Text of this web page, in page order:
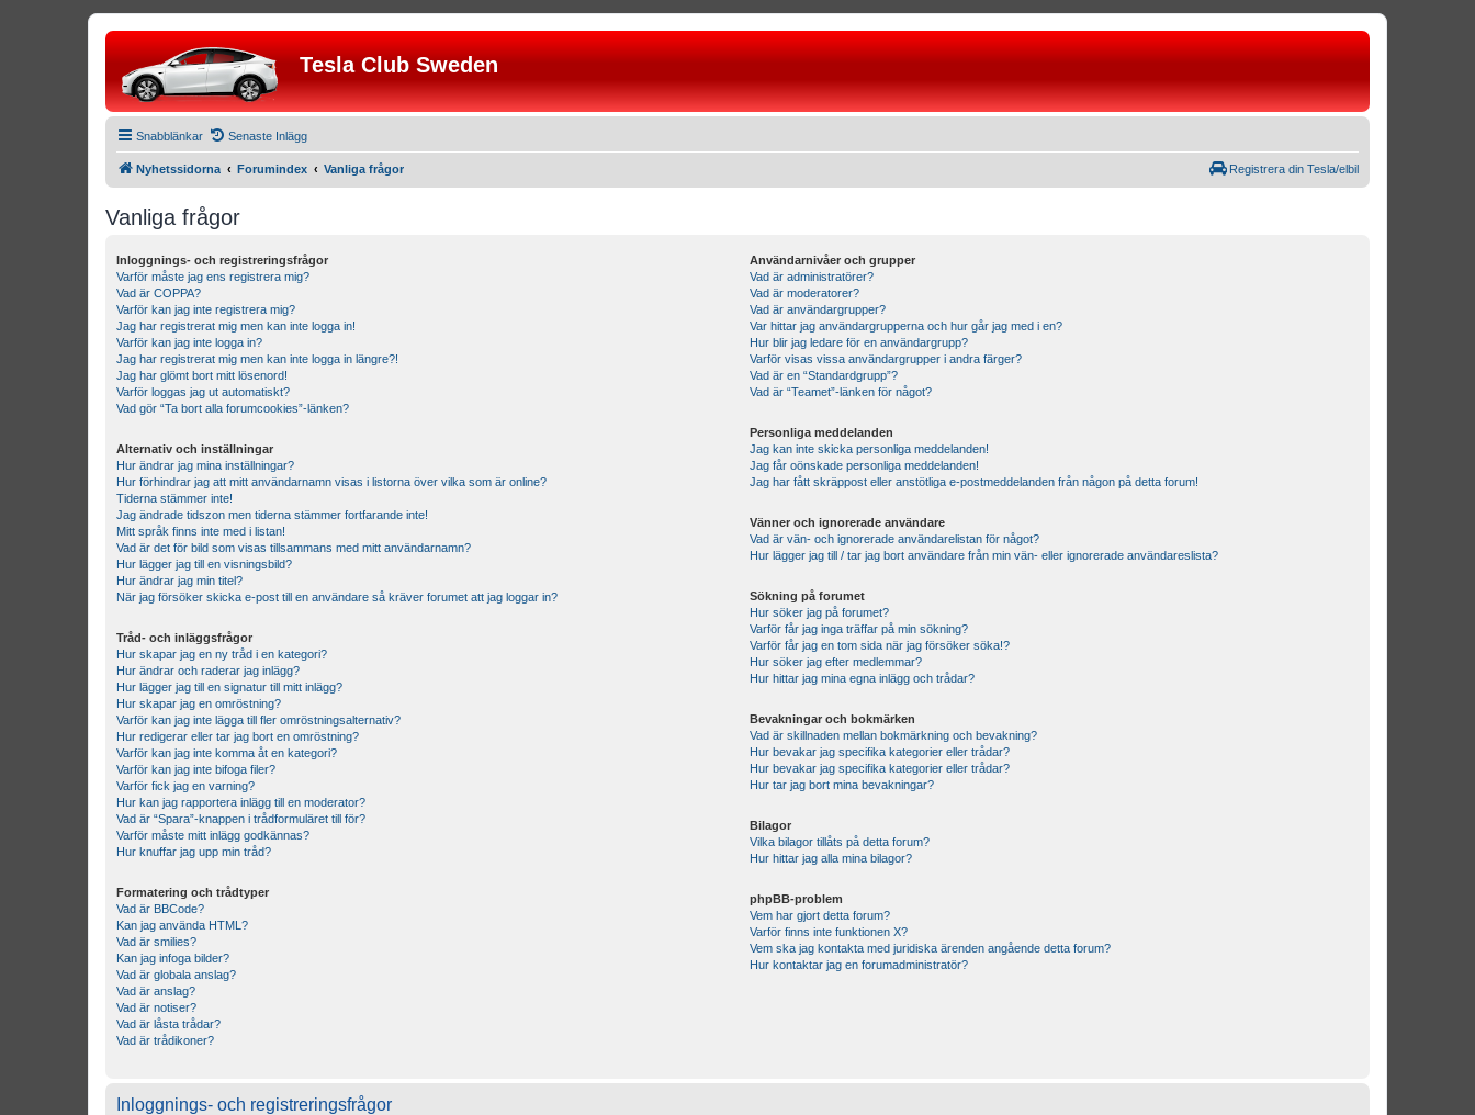
Tesla Club Sweden
Snabblänkar Senaste Inlägg
Nyhetssidorna Forumindex Vanliga frågor Registrera din Tesla/elbil
Vanliga frågor
Inloggnings- och registreringsfrågor
Varför måste jag ens registrera mig?
Vad är COPPA?
Varför kan jag inte registrera mig?
Jag har registrerat mig men kan inte logga in!
Varför kan jag inte logga in?
Jag har registrerat mig men kan inte logga in längre?!
Jag har glömt bort mitt lösenord!
Varför loggas jag ut automatiskt?
Vad gör “Ta bort alla forumcookies”-länken?
Alternativ och inställningar
Hur ändrar jag mina inställningar?
Hur förhindrar jag att mitt användarnamn visas i listorna över vilka som är online?
Tiderna stämmer inte!
Jag ändrade tidszon men tiderna stämmer fortfarande inte!
Mitt språk finns inte med i listan!
Vad är det för bild som visas tillsammans med mitt användarnamn?
Hur lägger jag till en visningsbild?
Hur ändrar jag min titel?
När jag försöker skicka e-post till en användare så kräver forumet att jag loggar in?
Tråd- och inläggsfrågor
Hur skapar jag en ny tråd i en kategori?
Hur ändrar och raderar jag inlägg?
Hur lägger jag till en signatur till mitt inlägg?
Hur skapar jag en omröstning?
Varför kan jag inte lägga till fler omröstningsalternativ?
Hur redigerar eller tar jag bort en omröstning?
Varför kan jag inte komma åt en kategori?
Varför kan jag inte bifoga filer?
Varför fick jag en varning?
Hur kan jag rapportera inlägg till en moderator?
Vad är “Spara”-knappen i trådformuläret till för?
Varför måste mitt inlägg godkännas?
Hur knuffar jag upp min tråd?
Formatering och trådtyper
Vad är BBCode?
Kan jag använda HTML?
Vad är smilies?
Kan jag infoga bilder?
Vad är globala anslag?
Vad är anslag?
Vad är notiser?
Vad är låsta trådar?
Vad är trådikoner?
Användarnivåer och grupper
Vad är administratörer?
Vad är moderatorer?
Vad är användargrupper?
Var hittar jag användargrupperna och hur går jag med i en?
Hur blir jag ledare för en användargrupp?
Varför visas vissa användargrupper i andra färger?
Vad är en “Standardgrupp”?
Vad är “Teamet”-länken för något?
Personliga meddelanden
Jag kan inte skicka personliga meddelanden!
Jag får oönskade personliga meddelanden!
Jag har fått skräppost eller anstötliga e-postmeddelanden från någon på detta forum!
Vänner och ignorerade användare
Vad är vän- och ignorerade användarelistan för något?
Hur lägger jag till / tar jag bort användare från min vän- eller ignorerade användareslista?
Sökning på forumet
Hur söker jag på forumet?
Varför får jag inga träffar på min sökning?
Varför får jag en tom sida när jag försöker söka!?
Hur söker jag efter medlemmar?
Hur hittar jag mina egna inlägg och trådar?
Bevakningar och bokmärken
Vad är skillnaden mellan bokmärkning och bevakning?
Hur bevakar jag specifika kategorier eller trådar?
Hur bevakar jag specifika kategorier eller trådar?
Hur tar jag bort mina bevakningar?
Bilagor
Vilka bilagor tillåts på detta forum?
Hur hittar jag alla mina bilagor?
phpBB-problem
Vem har gjort detta forum?
Varför finns inte funktionen X?
Vem ska jag kontakta med juridiska ärenden angående detta forum?
Hur kontaktar jag en forumadministratör?
Inloggnings- och registreringsfrågor